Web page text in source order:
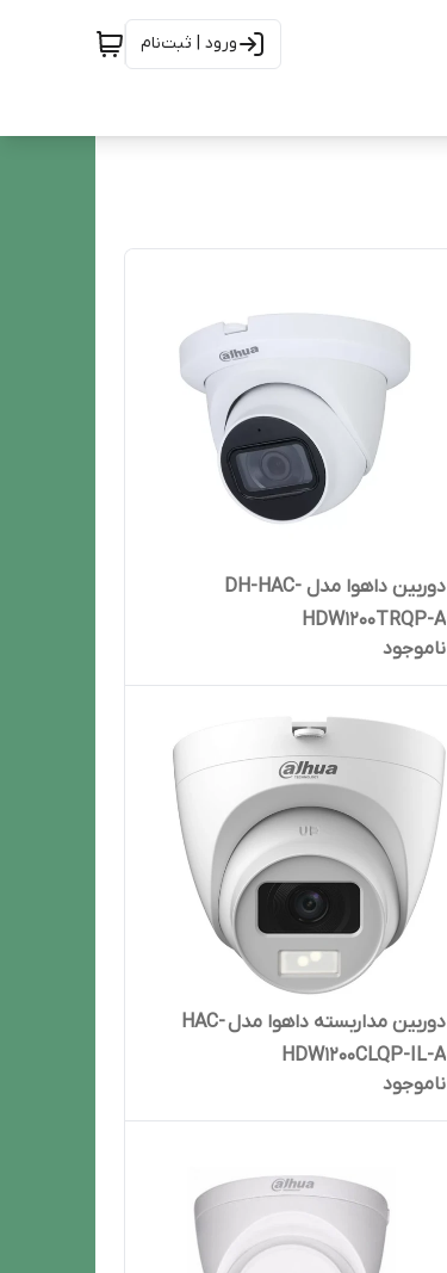
ورود | ثبت‌نام
دوربین داهوا مدل DH-HAC-
HDW1200TRQP-A
ناموجود
دوربین‌ مداربسته داهوا مدل HAC-
HDW1200CLQP-IL-A
ناموجود